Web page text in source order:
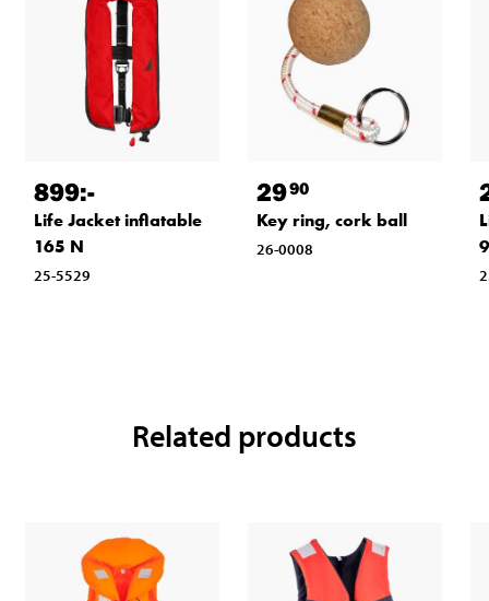
899:-
Life Jacket inflatable
165 N
25-5529
2990
Key ring, cork ball
26-0008
Related products